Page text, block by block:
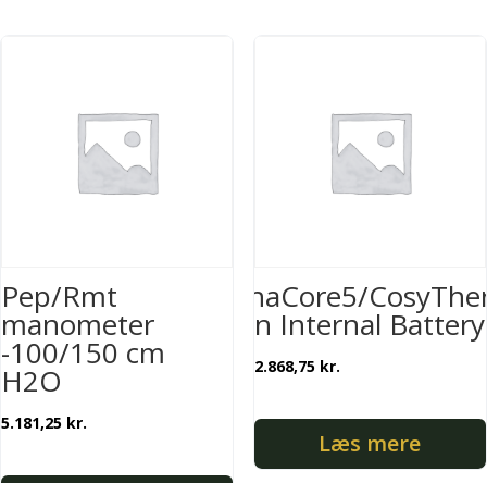
Pep/Rmt
manometer
-100/150 cm
H2O
5.181,25 kr.
AlphaCore5/
Main Internal Battery
2.868,75 kr.
Læs mere